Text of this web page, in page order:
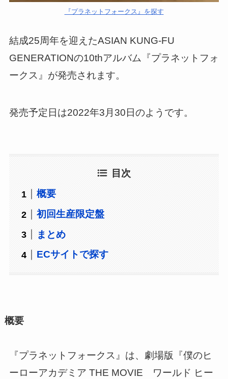
『プラネットフォークス』を探す
結成25周年を迎えたASIAN KUNG-FU
GENERATIONの10thアルバム『プラネットフォ
ークス』が発売されます。
発売予定日は2022年3月30日のようです。
目次
概要
初回生産限定盤
まとめ
ECサイトで探す
概要
『プラネットフォークス』は、劇場版『僕のヒ
ーローアカデミア THE MOVIE ワールド ヒー